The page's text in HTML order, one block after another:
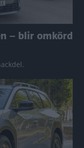
– blir omkörd